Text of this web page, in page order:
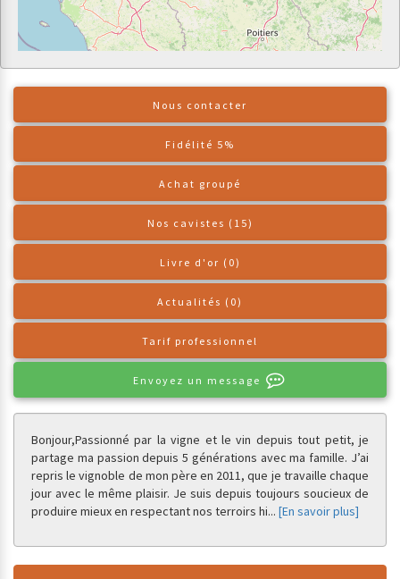
Nous contacter
Fidélité 5%
Achat groupé
Nos cavistes (15)
Livre d'or (0)
Actualités (0)
Tarif professionnel
Envoyez un message
Bonjour,Passionné par la vigne et le vin depuis tout petit, je
partage ma passion depuis 5 générations avec ma famille. J’ai
repris le vignoble de mon père en 2011, que je travaille chaque
jour avec le même plaisir. Je suis depuis toujours soucieux de
produire mieux en respectant nos terroirs hi... [En savoir plus]